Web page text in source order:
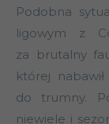
Podobna
ligowym z
za brutalny
której
do trumny.
niewiele i